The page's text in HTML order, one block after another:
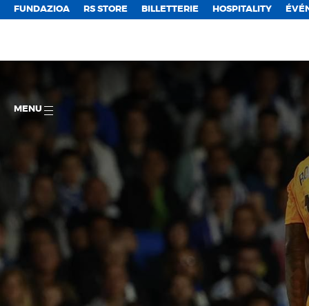
FUNDAZIOA RS STORE BILLETTERIE HOSPITALITY
MENU